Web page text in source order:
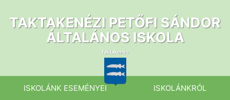
tartalomhoz
TAKTAKENÉZI PETŐFI SÁNDOR
ÁLTALÁNOS ISKOLA
ISKOLÁNK ESEMÉNYEI ISKOLÁNKRÓL